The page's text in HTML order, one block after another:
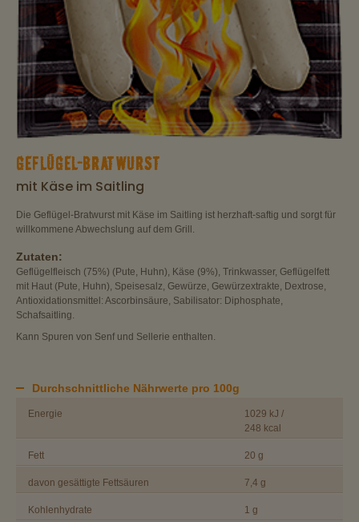
GEFLÜGEL-BRATWURST
mit Käse im Saitling
Die Geflügel-Bratwurst mit Käse im Saitling ist herzhaft-saftig und sorgt für
willkommene Abwechslung auf dem Grill.
Zutaten:
Geflügelfleisch (75%) (Pute, Huhn), Käse (9%), Trinkwasser, Geflügelfett
mit Haut (Pute, Huhn), Speisesalz, Gewürze, Gewürzextrakte, Dextrose,
Antioxidationsmittel: Ascorbinsäure, Sabilisator: Diphosphate,
Schafsaitling.
Kann Spuren von Senf und Sellerie enthalten.
Durchschnittliche Nährwerte pro 100g
Energie
1029 kJ /
248 kcal
Fett 20 g
davon gesättigte Fettsäuren 7,4 g
Kohlenhydrate 1 g